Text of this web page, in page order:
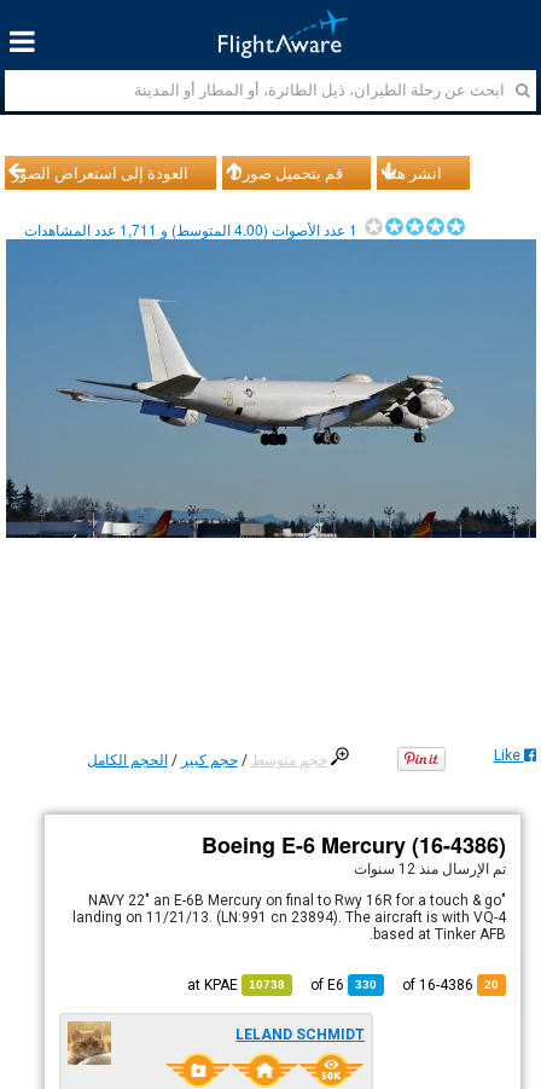
العودة إلى استعراض الصور قم بتحميل صورك انشر هذا
1 عدد الأصوات (4.00المتوسط) و 1,711 عدد المشاهدات
حجم متوسط /حجم كبير /الحجم الكامل Like
Boeing E-6 Mercury (16-4386)
تم الإرسالمنذ 12 سنوات
"NAVY 22" an E-6B Mercury on final to Rwy 16R for a touch & go
landing on 11/21/13. (LN:991 cn 23894). The aircraft is with VQ-4
based at Tinker AFB.
20
330
E6
10738
at
KPAE
LELAND SCHMIDT